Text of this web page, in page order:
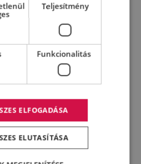
Teljesítmény
Funkcionalitás
ELFOGADÁSA
ELUTASÍTÁSA